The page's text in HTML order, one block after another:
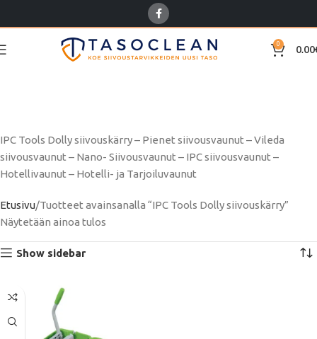
0 0.00
IPC Tools Dolly siivouskärry – Pienet siivousvaunut – Vileda
siivousvaunut – Nano- Siivousvaunut – IPC siivousvaunut –
Hotellivaunut – Hotelli- ja Tarjoiluvaunut
Etusivu Tuotteet avainsanalla “IPC Tools Dolly siivouskärry”
Näytetään ainoa tulos
Show sidebar